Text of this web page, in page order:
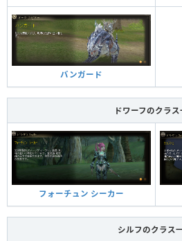
バンガード
ドワーフのクラス
フォーチュン シーカー
シルフのクラス